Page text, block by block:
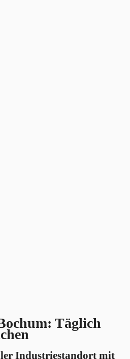
Täglich
Industriestandort mit